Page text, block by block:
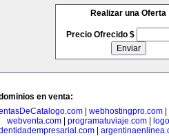
Realizar una Oferta
Precio Ofrecido $
en venta:
| webhostingpro.com|
webventa.com
programatuviaje.com